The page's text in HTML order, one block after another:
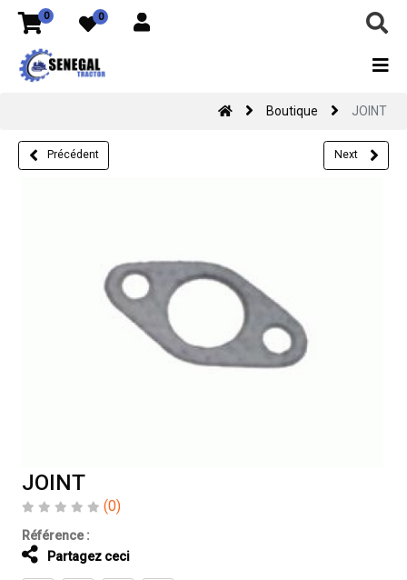
0 0
Boutique JOINT
Précédent Next
JOINT
(0)
Référence :
Partagez ceci